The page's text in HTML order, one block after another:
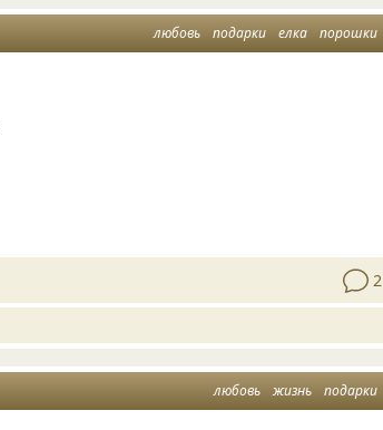
любовь подарки елка порошки
2
любовь жизнь подарки